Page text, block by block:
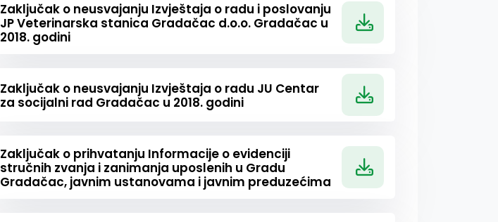
Zaključak o neusvajanju Izvještaja o radu i poslovanju
JP Veterinarska stanica Gradačac d.o.o. Gradačac u
2018. godini
Zaključak o neusvajanju Izvještaja o radu JU Centar
za socijalni rad Gradačac u 2018. godini
Zaključak o prihvatanju Informacije o evidenciji
stručnih zvanja i zanimanja uposlenih u Gradu
Gradačac, javnim ustanovama i javnim preduzećima